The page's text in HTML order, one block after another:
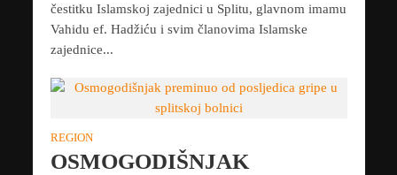
čestitku Islamskoj zajednici u Splitu, glavnom imamu
Vahidu ef. Hadžiću i svim članovima Islamske
zajednice...
REGION
OSMOGODIŠNJAK